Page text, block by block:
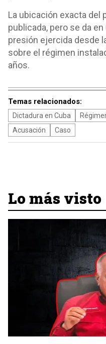
La ubicación exacta del
publicada, pero se da
presión ejercida desde
sobre el régimen
años.
Temas relacionados:
Dictadura en Cuba
Acusación
Caso
Lo más visto